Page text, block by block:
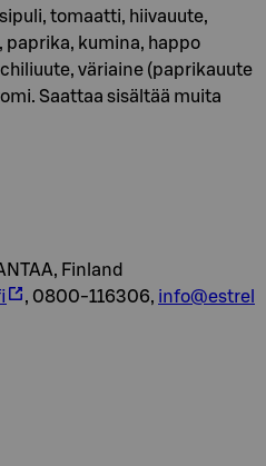
tomaatti, hiivauute,
kumina, happo
väriaine (paprikauute
Saattaa sisältää muita
Finland
, 0800-116306, info@estrel